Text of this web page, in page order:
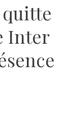
Inter